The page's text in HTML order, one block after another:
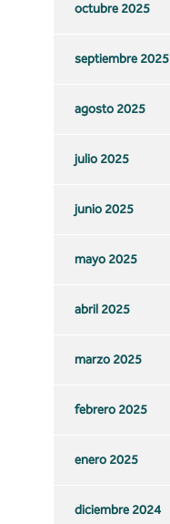
octubre 2025
septiembre 2025
agosto 2025
julio 2025
junio 2025
mayo 2025
abril 2025
marzo 2025
febrero 2025
enero 2025
diciembre 2024